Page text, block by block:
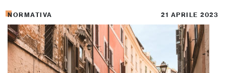
NORMATIVA 21 APRILE 2023